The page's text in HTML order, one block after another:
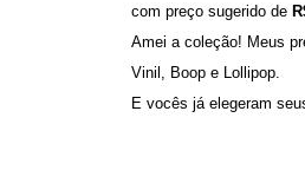
com preço sugerido de
Amei a coleção! Meus
Vinil, Boop e Lollipop.
E vocês já elegeram